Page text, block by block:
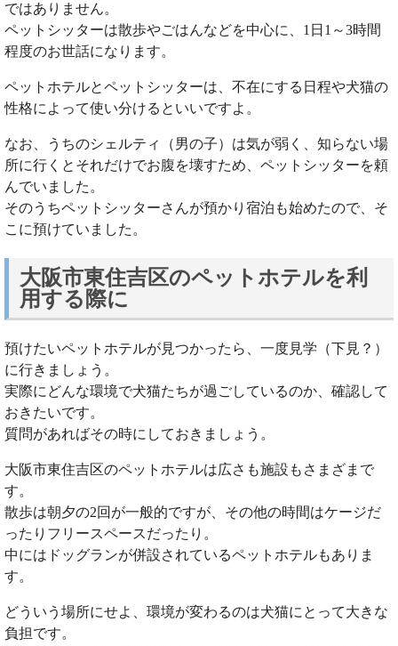
ではありません。
ペットシッターは散歩やごはんなどを中心に、1日1～3時間
程度のお世話になります。
ペットホテルとペットシッターは、不在にする日程や犬猫の
性格によって使い分けるといいですよ。
なお、うちのシェルティ（男の子）は気が弱く、知らない場
所に行くとそれだけでお腹を壊すため、ペットシッターを頼
んでいました。
そのうちペットシッターさんが預かり宿泊も始めたので、そ
こに預けていました。
大阪市東住吉区のペットホテルを利
用する際に
預けたいペットホテルが見つかったら、一度見学（下見？）
に行きましょう。
実際にどんな環境で犬猫たちが過ごしているのか、確認して
おきたいです。
質問があればその時にしておきましょう。
大阪市東住吉区のペットホテルは広さも施設もさまざまで
す。
散歩は朝夕の2回が一般的ですが、その他の時間はケージだ
ったりフリースペースだったり。
中にはドッグランが併設されているペットホテルもありま
す。
どういう場所にせよ、環境が変わるのは犬猫にとって大きな
負担です。